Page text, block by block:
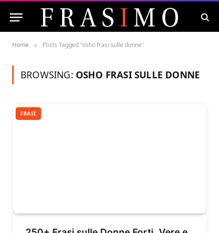
Home » Posts Tagged "osho frasi sulle donne"
BROWSING: OSHO FRASI SULLE DONNE
FRASI